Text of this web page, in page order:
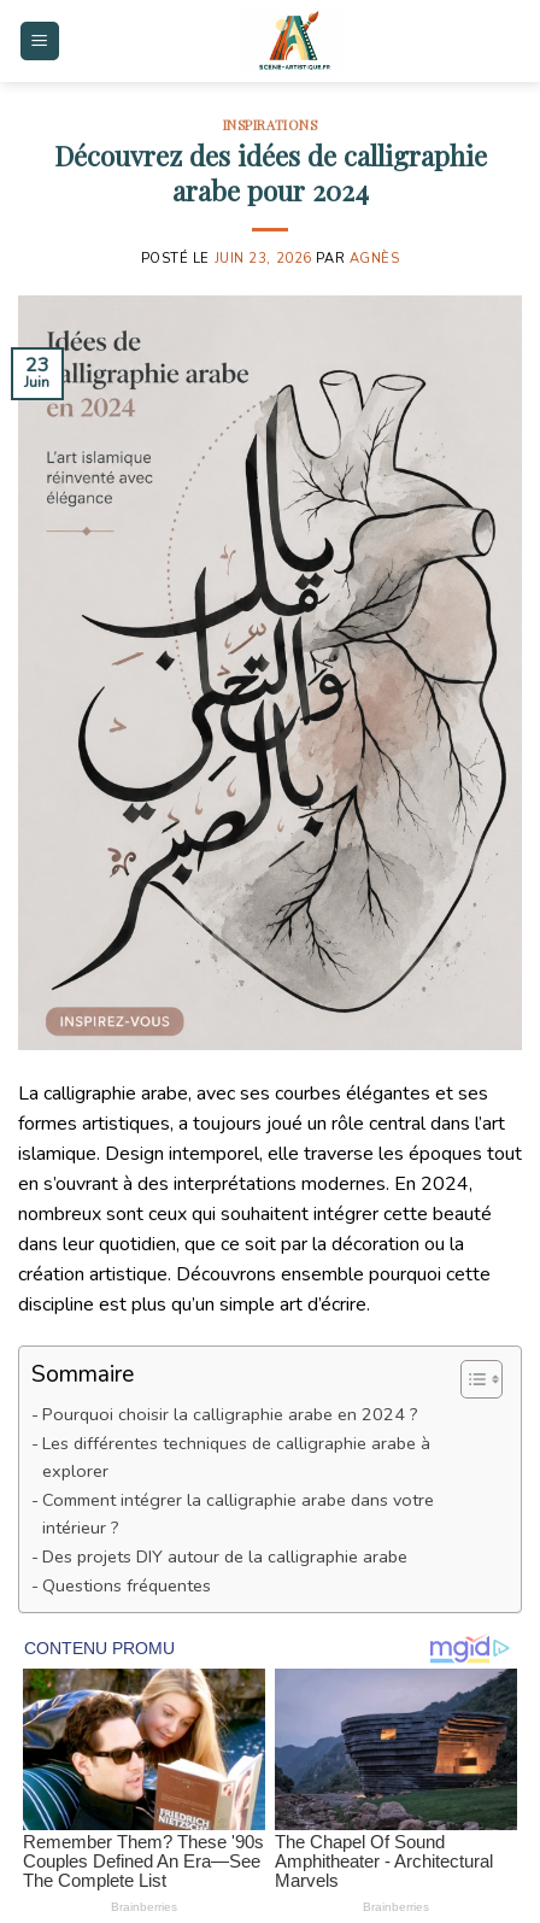
INSPIRATIONS
Découvrez des idées de calligraphie
arabe pour 2024
POSTÉ LE JUIN 23, 2026 PAR AGNÈS
23
Juin
La calligraphie arabe, avec ses courbes élégantes et ses
formes artistiques, a toujours joué un rôle central dans l’art
islamique. Design intemporel, elle traverse les époques tout
en s’ouvrant à des interprétations modernes. En 2024,
nombreux sont ceux qui souhaitent intégrer cette beauté
dans leur quotidien, que ce soit par la décoration ou la
création artistique. Découvrons ensemble pourquoi cette
discipline est plus qu’un simple art d’écrire.
Sommaire
Pourquoi choisir la calligraphie arabe en 2024 ?
Les différentes techniques de calligraphie arabe à
explorer
Comment intégrer la calligraphie arabe dans votre
intérieur ?
Des projets DIY autour de la calligraphie arabe
Questions fréquentes